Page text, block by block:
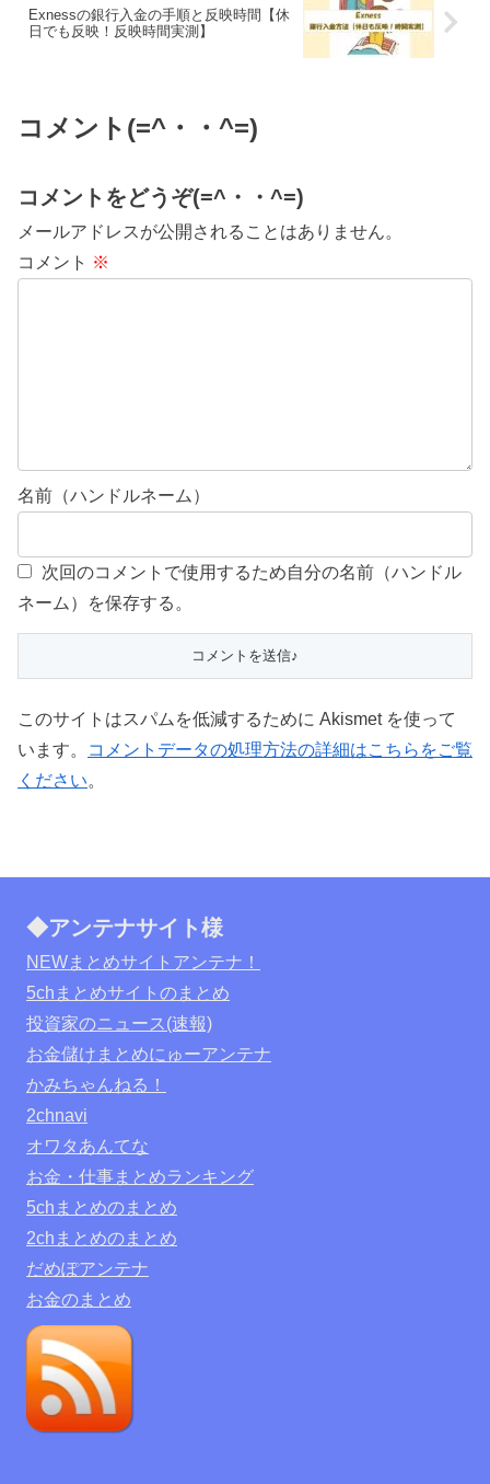
Exnessの銀行入金の手順と反映時間【休
日でも反映！反映時間実測】
コメント(=^・・^=)
コメントをどうぞ(=^・・^=)
メールアドレスが公開されることはありません。
コメント ※
名前（ハンドルネーム）
次回のコメントで使用するため自分の名前（ハンドル
ネーム）を保存する。
このサイトはスパムを低減するために Akismet を使って
います。
コメントデータの処理方法の詳細はこちらをご覧
ください。
◆アンテナサイト様
NEWまとめサイトアンテナ！
5chまとめサイトのまとめ
投資家のニュース(速報)
お金儲けまとめにゅーアンテナ
かみちゃんねる！
2chnavi
オワタあんてな
お金・仕事まとめランキング
5chまとめのまとめ
2chまとめのまとめ
だめぽアンテナ
お金のまとめ